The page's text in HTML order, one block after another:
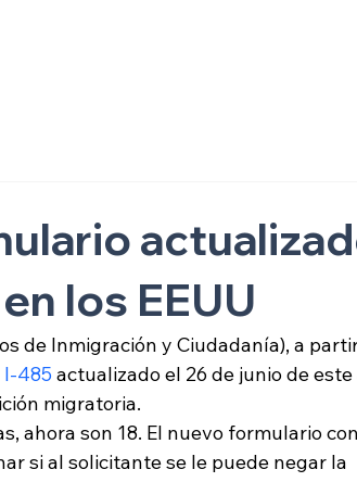
los EEUU
de Inmigración y Ciudadanía), a
485 actualizado el 26 de junio de este
migratoria.
ahora son 18. El nuevo formulario
si al solicitante se le puede negar la